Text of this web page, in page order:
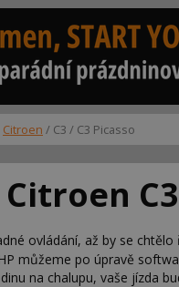
Citroen / C3 / C3 Picasso
ovládání, až by se
můžeme po úpravě
na chalupu, vaše jízda